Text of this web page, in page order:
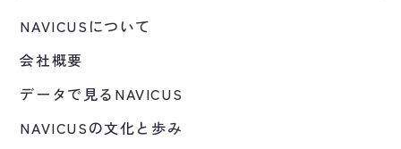
NAVICUSについて
会社概要
データで見るNAVICUS
NAVICUSの文化と歩み